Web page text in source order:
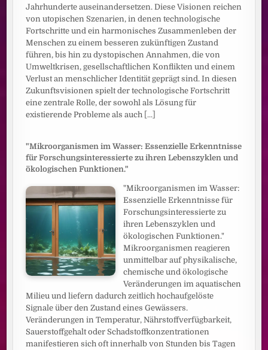
Jahrhunderte auseinandersetzen. Diese Visionen reichen
von utopischen Szenarien, in denen technologische
Fortschritte und ein harmonisches Zusammenleben der
Menschen zu einem besseren zukünftigen Zustand
führen, bis hin zu dystopischen Annahmen, die von
Umweltkrisen, gesellschaftlichen Konflikten und einem
Verlust an menschlicher Identität geprägt sind. In diesen
Zukunftsvisionen spielt der technologische Fortschritt
eine zentrale Rolle, der sowohl als Lösung für
existierende Probleme als auch
[...]
"Mikroorganismen im Wasser: Essenzielle Erkenntnisse
für Forschungsinteressierte zu ihren Lebenszyklen und
ökologischen Funktionen."
"Mikroorganismen im Wasser:
Essenzielle Erkenntnisse für
Forschungsinteressierte zu
ihren Lebenszyklen und
ökologischen Funktionen."
Mikroorganismen reagieren
unmittelbar auf physikalische,
chemische und ökologische
Veränderungen im aquatischen
Milieu und liefern dadurch zeitlich hochaufgelöste
Signale über den Zustand eines Gewässers.
Veränderungen in Temperatur, Nährstoffverfügbarkeit,
Sauerstoffgehalt oder Schadstoffkonzentrationen
manifestieren sich oft innerhalb von Stunden bis Tagen